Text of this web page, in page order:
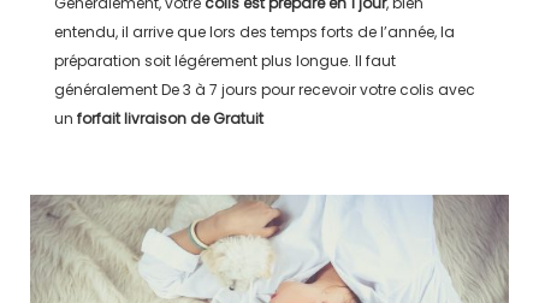
entendu, il arrive que lors des temps forts de l’année, la
préparation soit légérement plus longue. Il faut
généralementDe 3 à 7 jours pour recevoir votre colis avec
un forfait livraison deGratuit